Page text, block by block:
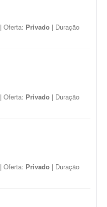
| Oferta: Privado | Duração
| Oferta: Privado | Duração
| Oferta: Privado | Duração